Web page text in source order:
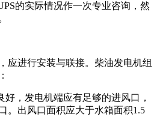
的实际情况作一次专业咨询，然
应进行安装与联接。柴油发电机组
好，发电机端应有足够的进风口，
。出风口面积应大于水箱面积1.5